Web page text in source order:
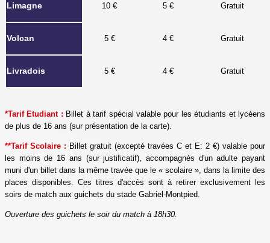
Limagne 10 € 5 € Gratuit
Volcan 5 € 4 € Gratuit
Livradois 5 € 4 € Gratuit
*Tarif Etudiant : Billet à tarif spécial valable pour les étudiants et lycéens
de plus de 16 ans (sur présentation de la carte).
**Tarif Scolaire : Billet gratuit (excepté travées C et E: 2 €) valable pour
les moins de 16 ans (sur justificatif), accompagnés d'un adulte payant
muni d'un billet dans la même travée que le « scolaire » , dans la limite des
places disponibles. Ces titres d'accès sont à retirer exclusivement les
soirs de match aux guichets du stade Gabriel-Montpied.
Ouverture des guichets le soir du match à 18h30.